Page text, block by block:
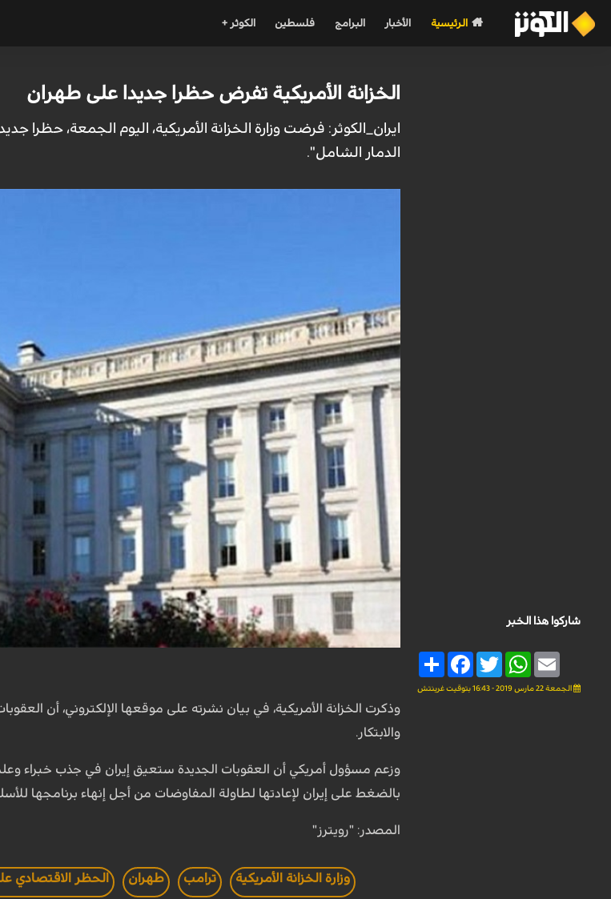
الرئيسية الأخبار البرامج فلسطين الكوثر +
شاركوا هذا الخبر
Share
FacebookTwitter
WhatsAppEmail
الجمعة 22 مارس 2019 - 16:43 بتوقيت غرينتش
الخزانة الأمريكية تفرض حظرا جديدا على طهران
ايران_الكوثر: فرضت وزارة الخزانة الأمريكية، اليوم الجمعة،
الدمار الشامل".
والابتكار.
وزعم مسؤول أمريكي أن العقوبات الجديدة ستعيق إيران في جذب خبراء
بالضغط على إيران لإعادتها لطاولة المفاوضات من أجل إنهاء برنامجها
المصدر: "رويترز"
وزارة الخزانة الأمريكية ترامب طهران الحظر الاقتصادي